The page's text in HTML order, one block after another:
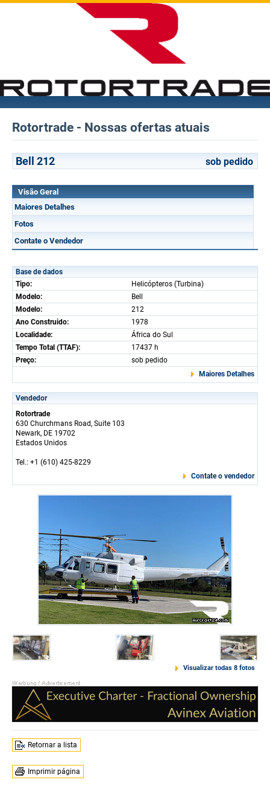
Rotortrade - Nossas ofertas atuais
Bell 212 sob pedido
Visão Geral
Maiores Detalhes
Fotos
Contate o Vendedor
Base de dados
Tipo:
Helicópteros (Turbina)
Modelo:
Bell
Modelo:
212
Ano Construido:
1978
Localidade:
África do Sul
Tempo Total (TTAF):
17437 h
Preço:
sob pedido
Maiores Detalhes
Vendedor
Rotortrade
630 Churchmans Road, Suite 103
Newark, DE 19702
Estados Unidos
Tel.: +1 (610) 425-8229
Contate o vendedor
Visualizar todas 8 fotos
Retornar a lista
Imprimir página